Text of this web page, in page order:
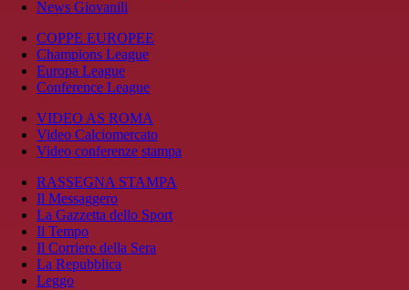
News Giovanili
COPPE EUROPEE
Champions League
Europa League
Conference League
VIDEO AS ROMA
Video Calciomercato
Video conferenze stampa
RASSEGNA STAMPA
Il Messaggero
La Gazzetta dello Sport
Il Tempo
Il Corriere della Sera
La Repubblica
Leggo